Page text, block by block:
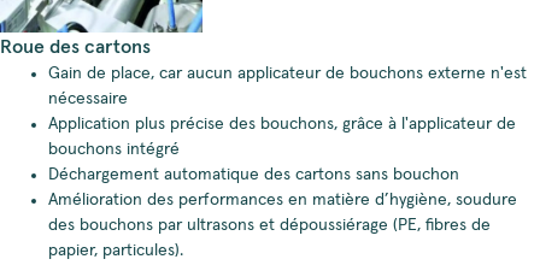
Roue des cartons
Gain de place, car aucun applicateur de bouchons externe n'est
nécessaire
Application plus précise des bouchons, grâce à l'applicateur de
bouchons intégré
Déchargement automatique des cartons sans bouchon
Amélioration des performances en matière d’hygiène, soudure
des bouchons par ultrasons et dépoussiérage (PE, fibres de
papier, particules).